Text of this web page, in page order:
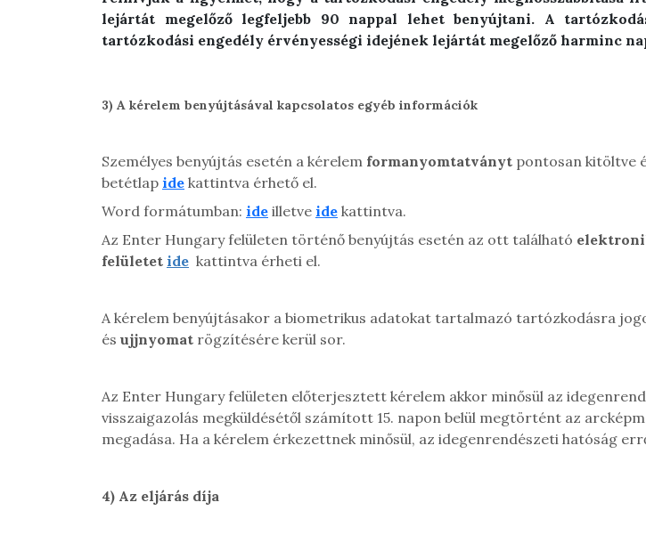
lejártát megelőző legfeljebb 90 nappal lehet benyújtani. A
tartózkodási engedély érvényességi idejének lejártát megelőző harminc
3) A kérelem benyújtásával kapcsolatos egyéb információk
Személyes benyújtás esetén a kérelem formanyomtatványt pontosan kitöltve
betétlap ide kattintva érhető el.
Word formátumban: ide illetve ide kattintva.
Az Enter Hungary felületen történő benyújtás esetén az ott található
felületet ide kattintva érheti el.
A kérelem benyújtásakor a biometrikus adatokat tartalmazó tartózkodásra
és ujjnyomat rögzítésére kerül sor.
Az Enter Hungary felületen előterjesztett kérelem akkor minősül az
visszaigazolás megküldésétől számított 15. napon belül megtörtént az
megadása. Ha a kérelem érkezettnek minősül, az idegenrendészeti hatóság
4) Az eljárás díja